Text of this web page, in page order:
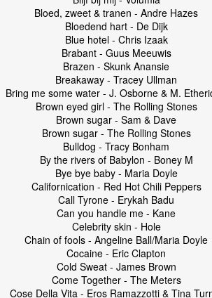
Bloed, zweet & tranen - Andre Hazes
Bloedend hart - De Dijk
Blue hotel - Chris Izaak
Brabant - Guus Meeuwis
Brazen - Skunk Anansie
Breakaway - Tracey Ullman
Bring me some water - J. Osborne & M.
Brown eyed girl - The Rolling Stones
Brown sugar - Sam & Dave
Brown sugar - The Rolling Stones
Bulldog - Tracy Bonham
By the rivers of Babylon - Boney M
Bye bye baby - Maria Doyle
Californication - Red Hot Chili Peppers
Call Tyrone - Erykah Badu
Can you handle me - Kane
Celebrity skin - Hole
Chain of fools - Angeline Ball/Maria Doyle
Cocaine - Eric Clapton
Cold Sweat - James Brown
Come Together - The Meters
Cose Della Vita - Eros Ramazzotti & Tina